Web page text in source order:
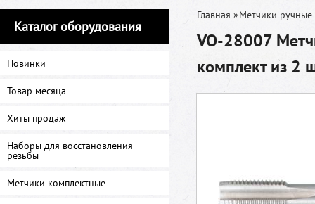
Каталог оборудования
Новинки
Товар месяца
Хиты продаж
Наборы для восстановления
резьбы
Метчики комплектные
Главная »Метчики ручные
VO-28007
комплект из 2